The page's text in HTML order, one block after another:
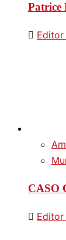
Patrice
Editor
CASO
Editor